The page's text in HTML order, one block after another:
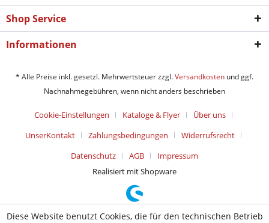
Shop Service
Informationen
* Alle Preise inkl. gesetzl. Mehrwertsteuer zzgl.Versandkosten und ggf.
Nachnahmegebühren, wenn nicht anders beschrieben
Cookie-Einstellungen Kataloge & Flyer
Über uns
UnserKontakt
Zahlungsbedingungen
Widerrufsrecht
Datenschutz
AGB
Impressum
Realisiert mit Shopware
Diese Website benutzt Cookies, die für den technischen Betrieb